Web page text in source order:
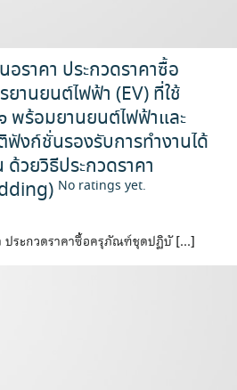
อราคา ประกวดราคาซื้อ
นยนต์ไฟฟ้า (EV) ที่ใช้
พร้อมยานยนต์ไฟฟ้าและ
งก์ชั่นรองรับการทำงานได้
วยวิธีประกวดราคา
No ratings yet.
ประกวดราคาซื้อครุภัณฑ์ชุดปฏิบั […]